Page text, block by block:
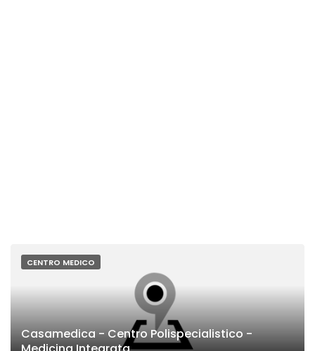
CENTRO MEDICO
Casamedica - Centro Polispecialistico -